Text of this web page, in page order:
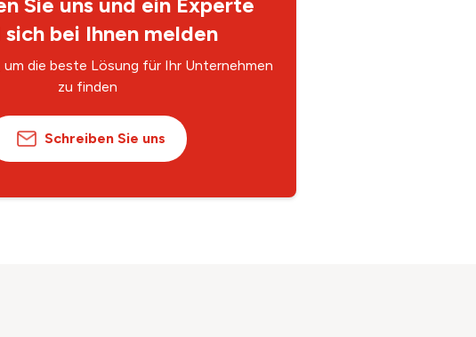
bei Ihnen melden
um die beste Lösung für Ihr Unternehmen
zu finden
Schreiben Sie uns